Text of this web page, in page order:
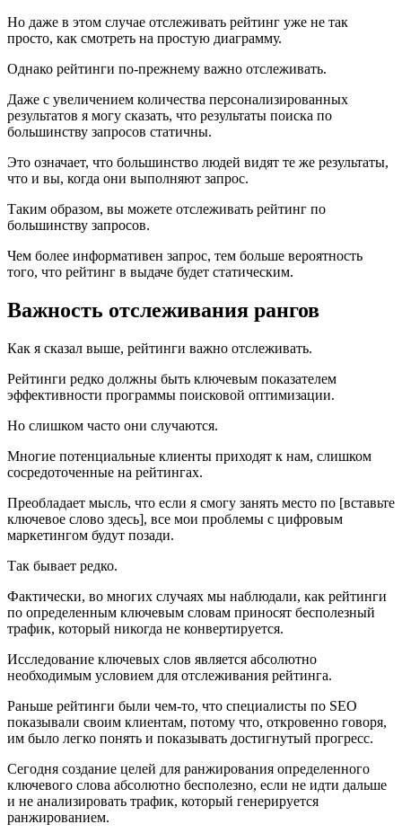
Но даже в этом случае отслеживать рейтинг уже не так
просто, как смотреть на простую диаграмму.
Однако рейтинги по-прежнему важно отслеживать.
Даже с увеличением количества персонализированных
результатов я могу сказать, что результаты поиска по
большинству запросов статичны.
Это означает, что большинство людей видят те же результаты,
что и вы, когда они выполняют запрос.
Таким образом, вы можете отслеживать рейтинг по
большинству запросов.
Чем более информативен запрос, тем больше вероятность
того, что рейтинг в выдаче будет статическим.
Важность отслеживания рангов
Как я сказал выше, рейтинги важно отслеживать.
Рейтинги редко должны быть ключевым показателем
эффективности программы поисковой оптимизации.
Но слишком часто они случаются.
Многие потенциальные клиенты приходят к нам, слишком
сосредоточенные на рейтингах.
Преобладает мысль, что если я смогу занять место по [вставьте
ключевое слово здесь], все мои проблемы с цифровым
маркетингом будут позади.
Так бывает редко.
Фактически, во многих случаях мы наблюдали, как рейтинги
по определенным ключевым словам приносят бесполезный
трафик, который никогда не конвертируется.
Исследование ключевых слов является абсолютно
необходимым условием для отслеживания рейтинга.
Раньше рейтинги были чем-то, что специалисты по SEO
показывали своим клиентам, потому что, откровенно говоря,
им было легко понять и показывать достигнутый прогресс.
Сегодня создание целей для ранжирования определенного
ключевого слова абсолютно бесполезно, если не идти дальше
и не анализировать трафик, который генерируется
ранжированием.